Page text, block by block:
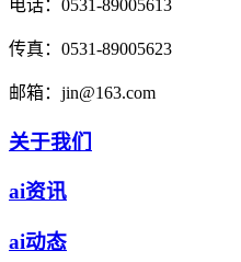
电话： 0531-89005613
传真： 0531-89005623
邮箱： jin@163.com
关于我们
ai资讯
ai动态